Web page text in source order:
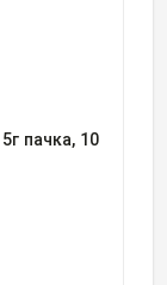
пачка, 10